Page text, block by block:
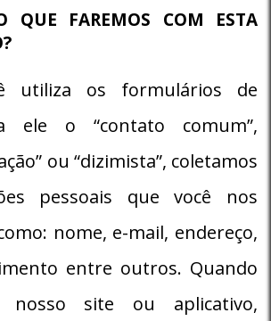
QUE FAREMOS COM ESTA
utiliza os formulários de
ele o “contato comum”,
ou “dizimista”, coletamos
pessoais que você nos
nome, e-mail, endereço,
entre outros. Quando
nosso site ou aplicativo,